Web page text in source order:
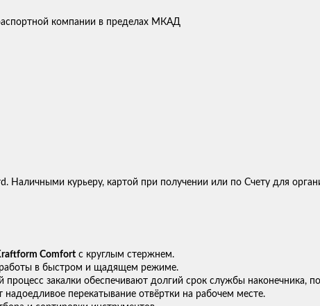
компании в пределах МКАД
Наличными курьеру, картой при получении или по Счету для
Comfort с круглым стержнем.
в быстром и щадящем режиме.
процесс закалки обеспечивают долгий срок службы наконечника,
перекатывание отвёртки на рабочем месте.